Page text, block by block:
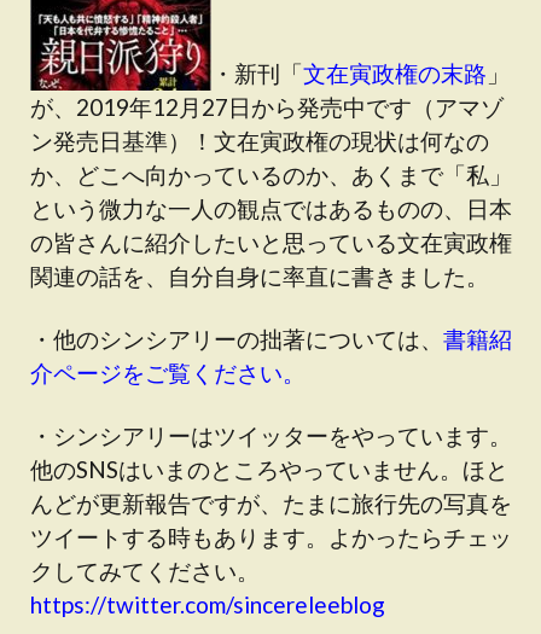
・新刊「文在寅政権の末路 」
が、2019年12月27日から発売中です（アマゾ
ン発売日基準）！文在寅政権の現状は何なの
か、どこへ向かっているのか、あくまで「私」
という微力な一人の観点ではあるものの、日本
の皆さんに紹介したいと思っている文在寅政権
関連の話を、自分自身に率直に書きました。
・他のシンシアリーの拙著については、 書籍紹
介ページをご覧ください。
・シンシアリーはツイッターをやっています。
他のSNSはいまのところやっていません。ほと
んどが更新報告ですが、たまに旅行先の写真を
ツイートする時もあります。よかったらチェッ
クしてみてください。
https://twitter.com/sincereleeblog